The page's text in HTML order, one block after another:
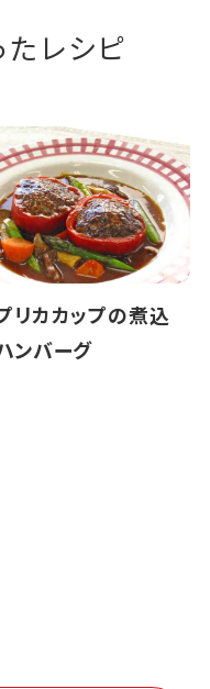
レシピ
リカカップの煮込
ンバーグ